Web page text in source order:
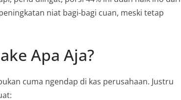
niat bagi-bagi cuan, meski tetap
Apa Aja?
cuma ngendap di kas perusahaan. Justru